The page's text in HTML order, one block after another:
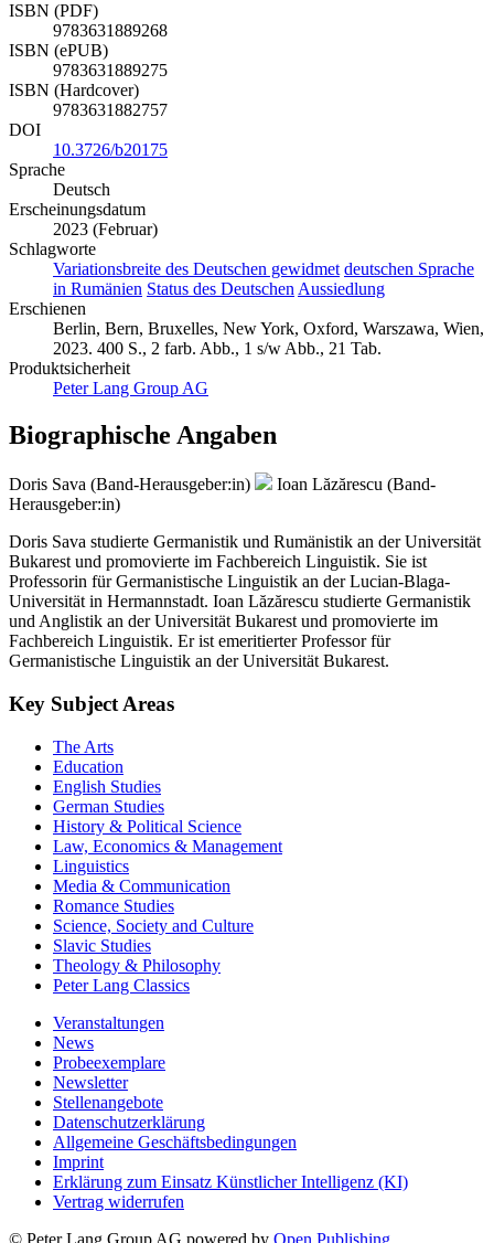
ISBN (PDF)
9783631889268
ISBN (ePUB)
9783631889275
ISBN (Hardcover)
9783631882757
DOI
10.3726/b20175
Sprache
Deutsch
Erscheinungsdatum
2023 (Februar)
Schlagworte
Variationsbreite des Deutschen gewidmet deutschen Sprache
in Rumänien Status des Deutschen Aussiedlung
Erschienen
Berlin, Bern, Bruxelles, New York, Oxford, Warszawa, Wien,
2023. 400 S., 2 farb. Abb., 1 s/w Abb., 21 Tab.
Produktsicherheit
Peter Lang Group AG
Biographische Angaben
Doris Sava (Band-Herausgeber:in)
Ioan Lăzărescu (Band-
Herausgeber:in)
Doris Sava studierte Germanistik und Rumänistik an der Universität
Bukarest und promovierte im Fachbereich Linguistik. Sie ist
Professorin für Germanistische Linguistik an der Lucian-Blaga-
Universität in Hermannstadt. Ioan Lăzărescu studierte Germanistik
und Anglistik an der Universität Bukarest und promovierte im
Fachbereich Linguistik. Er ist emeritierter Professor für
Germanistische Linguistik an der Universität Bukarest.
Key Subject Areas
The Arts
Education
English Studies
German Studies
History & Political Science
Law, Economics & Management
Linguistics
Media & Communication
Romance Studies
Science, Society and Culture
Slavic Studies
Theology & Philosophy
Peter Lang Classics
Veranstaltungen
News
Probeexemplare
Newsletter
Stellenangebote
Datenschutzerklärung
Allgemeine Geschäftsbedingungen
Imprint
Erklärung zum Einsatz Künstlicher Intelligenz (KI)
Vertrag widerrufen
© Peter Lang Group AG powered by Open Publishing